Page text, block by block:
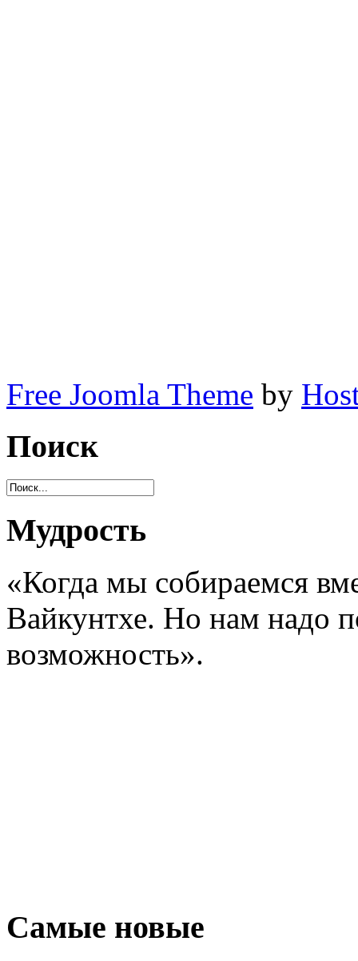
Free Joomla Theme by
Поиск
Мудрость
«Когда мы собираемся
Вайкунтхе. Но нам надо
возможность».
Самые новые